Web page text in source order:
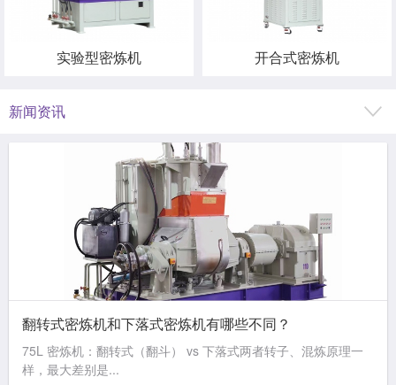
实验型密炼机 开合式密炼机
新闻资讯
翻转式密炼机和下落式密炼机有哪些不同？
75L 密炼机：翻转式（翻斗） vs 下落式两者转子、混炼原理一
样，最大差别是...